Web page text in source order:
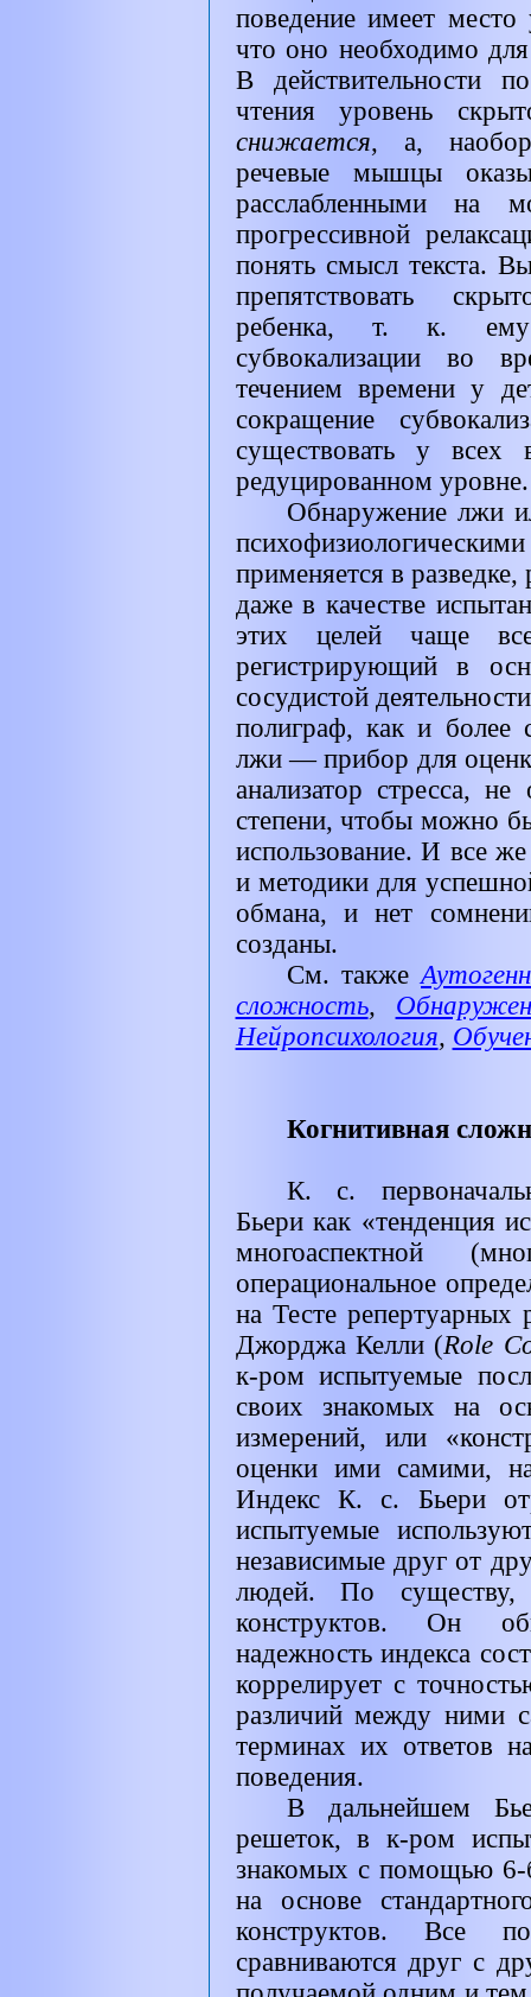
поведение имеет
что оно необходимо
В действительности
чтения уровень
снижается,
а,
речевые мышцы
расслабленными на
прогрессивной
понять смысл текста.
препятствовать
ребенка, т. к.
субвокализации во
течением времени у
сокращение
существовать у
редуцированном уровне.
Обнаружение лжи
применяется в
даже в качестве
этих целей чаще
регистрирующий в
сосудистой
полиграф, как и более
лжи — прибор для
анализатор стресса,
степени, чтобы можно
использование. И все
и методики для
обмана, и нет
созданы.
См. также
сложность,
Нейропсихология,
Когнитивная
К. с.
Бьери как «тенденция
многоаспектной
операциональное
на Тесте репертуарных
Джорджа Келли (Role
к-ром испытуемые
своих знакомых на
измерений, или
оценки ими самими,
Индекс К. с. Бьери
испытуемые
независимые друг от
людей. По существу,
конструктов. Он
надежность индекса
коррелирует с
различий между ними
терминах их ответов
поведения.
В дальнейшем
решеток, в к-ром
знакомых с помощью
на основе
конструктов. Все
сравниваются друг с